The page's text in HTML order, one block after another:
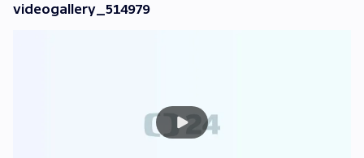
videogallery_514979